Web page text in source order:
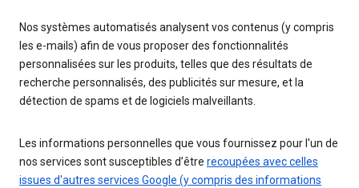
Nos systèmes automatisés analysent vos contenus (y compris
les e-mails) afin de vous proposer des fonctionnalités
personnalisées sur les produits, telles que des résultats de
recherche personnalisés, des publicités sur mesure, et la
détection de spams et de logiciels malveillants.
Les informations personnelles que vous fournissez pour l'un de
nos services sont susceptibles d’être recoupées avec celles
issues d'autres services Google (y compris des informations